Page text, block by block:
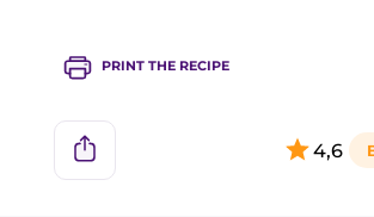
PRINT THE RECIPE
4,6